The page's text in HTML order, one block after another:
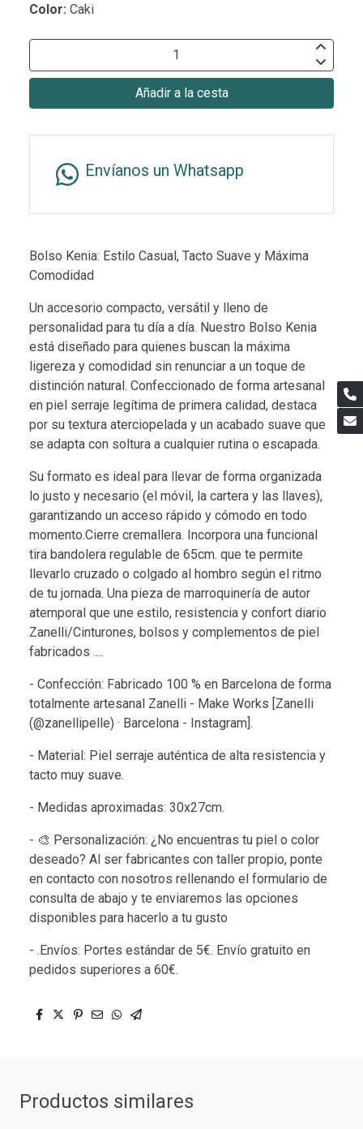
Color: Caki
Añadir a la cesta
Envíanos un Whatsapp
Bolso Kenia: Estilo Casual, Tacto Suave y Máxima
Comodidad
Un accesorio compacto, versátil y lleno de
personalidad para tu día a día. Nuestro Bolso Kenia
está diseñado para quienes buscan la máxima
ligereza y comodidad sin renunciar a un toque de
distinción natural. Confeccionado de forma artesanal
en piel serraje legítima de primera calidad, destaca
por su textura aterciopelada y un acabado suave que
se adapta con soltura a cualquier rutina o escapada.
Su formato es ideal para llevar de forma organizada
lo justo y necesario (el móvil, la cartera y las llaves),
garantizando un acceso rápido y cómodo en todo
momento.Cierre cremallera. Incorpora una funcional
tira bandolera regulable de 65cm. que te permite
llevarlo cruzado o colgado al hombro según el ritmo
de tu jornada. Una pieza de marroquinería de autor
atemporal que une estilo, resistencia y confort diario
Zanelli/Cinturones, bolsos y complementos de piel
fabricados ....
- Confección: Fabricado 100 % en Barcelona de forma
totalmente artesanal Zanelli - Make Works [Zanelli
(@zanellipelle) · Barcelona - Instagram].
- Material: Piel serraje auténtica de alta resistencia y
tacto muy suave.
- Medidas aproximadas: 30x27cm.
- 🎨 Personalización: ¿No encuentras tu piel o color
deseado? Al ser fabricantes con taller propio, ponte
en contacto con nosotros rellenando el formulario de
consulta de abajo y te enviaremos las opciones
disponibles para hacerlo a tu gusto
- .Envíos: Portes estándar de 5€. Envío gratuito en
pedidos superiores a 60€.
Productos similares